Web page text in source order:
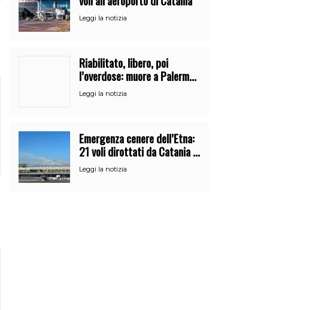
Leggi la notizia
Riabilitato, libero, poi
l’overdose: muore a Palermo
un mese dopo l’uscita dalla
comunità
Leggi la notizia
Emergenza cenere dell’Etna:
21 voli dirottati da Catania a
Palermo
Leggi la notizia